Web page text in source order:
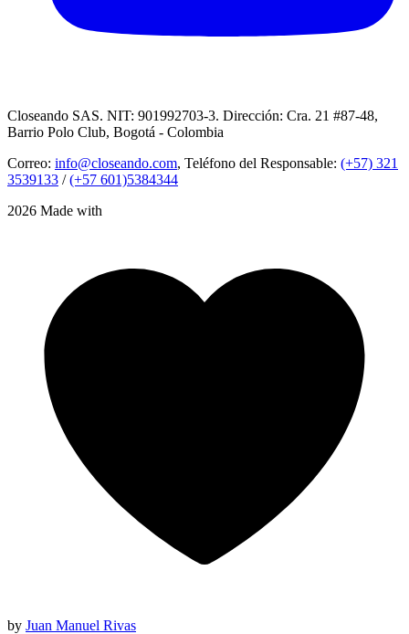
Closeando SAS. NIT: 901992703-3. Dirección: Cra. 21 #87-48,
Barrio Polo Club, Bogotá - Colombia
Correo: info@closeando.com, Teléfono del Responsable: (+57) 321
3539133 /(+57 601)5384344
2026 Made with
by Juan Manuel Rivas